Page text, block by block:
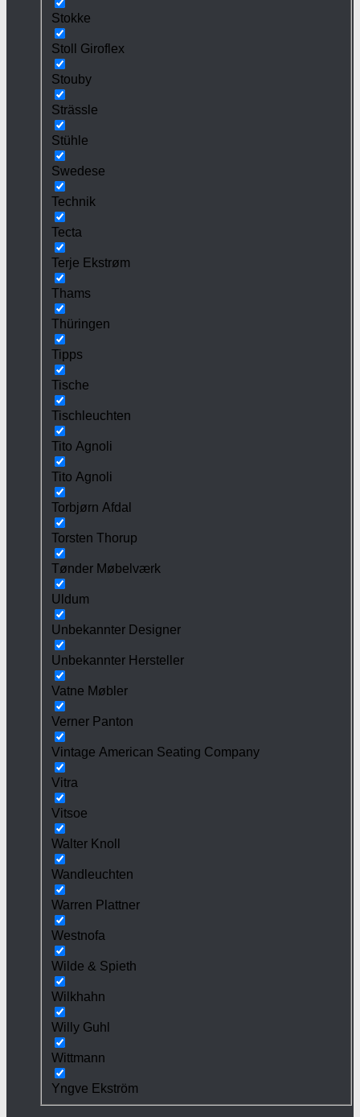
Stokke
Stoll Giroflex
Stouby
Strässle
Stühle
Swedese
Technik
Tecta
Terje Ekstrøm
Thams
Thüringen
Tipps
Tische
Tischleuchten
Tito Agnoli
Tito Agnoli
Torbjørn Afdal
Torsten Thorup
Tønder Møbelværk
Uldum
Unbekannter Designer
Unbekannter Hersteller
Vatne Møbler
Verner Panton
Vintage American Seating Company
Vitra
Vitsoe
Walter Knoll
Wandleuchten
Warren Plattner
Westnofa
Wilde & Spieth
Wilkhahn
Willy Guhl
Wittmann
Yngve Ekström